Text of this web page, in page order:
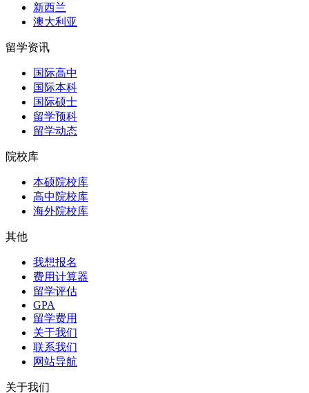
新西兰
澳大利亚
留学资讯
国际高中
国际本科
国际硕士
留学预科
留学动态
院校库
本硕院校库
高中院校库
海外院校库
其他
我想报名
费用计算器
留学评估
GPA
留学费用
关于我们
联系我们
网站导航
关于我们